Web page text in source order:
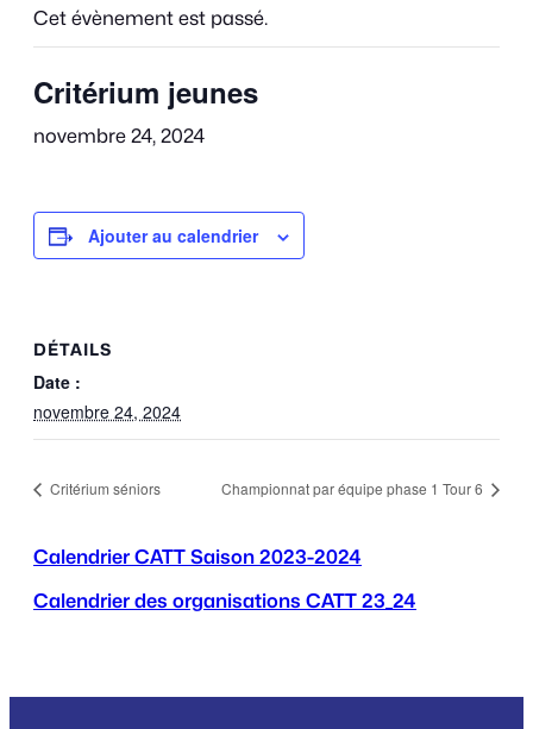
Cet évènement est passé.
Critérium jeunes
novembre 24, 2024
Ajouter au calendrier
DÉTAILS
Date :
novembre 24, 2024
Critérium séniors Championnat par équipe phase 1 Tour 6
Calendrier CATT Saison 2023-2024
Calendrier des organisations CATT 23_24